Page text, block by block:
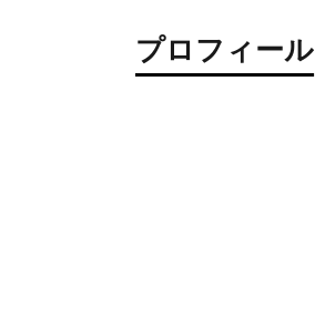
プロフィール